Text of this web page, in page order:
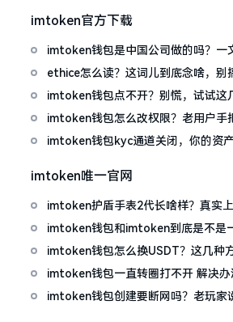
imtoken官方下载
imtoken钱包是中国公司做的吗？一
ethice怎么读？这词儿到底念啥，别
imtoken钱包点不开？别慌，试试这
imtoken钱包怎么改权限？老用户手
人
imtoken钱包kyc通道关闭，你的资产
imtoken唯一官网
imtoken护盾手表2代长啥样？真实上
享
imtoken钱包和imtoken到底是不是
看完就懂了
imtoken钱包怎么换USDT？这几种
imtoken钱包一直转圈打不开 解决办
imtoken钱包创建要断网吗？老玩家